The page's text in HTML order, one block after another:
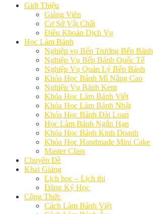
Giới Thiệu
Giảng Viên
Cơ Sở Vật Chất
Điều Khoản Dịch Vụ
Học Làm Bánh
Nghiệp vụ Bếp Trưởng Bếp Bánh
Nghiệp Vụ Bếp Bánh Quốc Tế
Nghiệp Vụ Quản Lý Bếp Bánh
Khóa Học Bánh Mì Nâng Cao
Nghiệp Vụ Bánh Kem
Khóa Học Làm Bánh Việt
Khóa Học Làm Bánh Nhật
Khóa Học Bánh Đài Loan
Học Làm Bánh Ngắn Hạn
Khóa Học Bánh Kinh Doanh
Khóa Học Handmade Mini Cake
Master Class
Chuyên Đề
Khai Giảng
Lịch học – Lịch thi
Đăng Ký Học
Công Thức
Cách Làm Bánh Việt